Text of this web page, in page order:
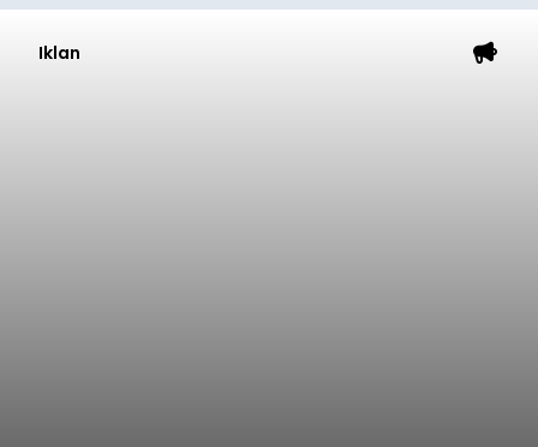
Iklan